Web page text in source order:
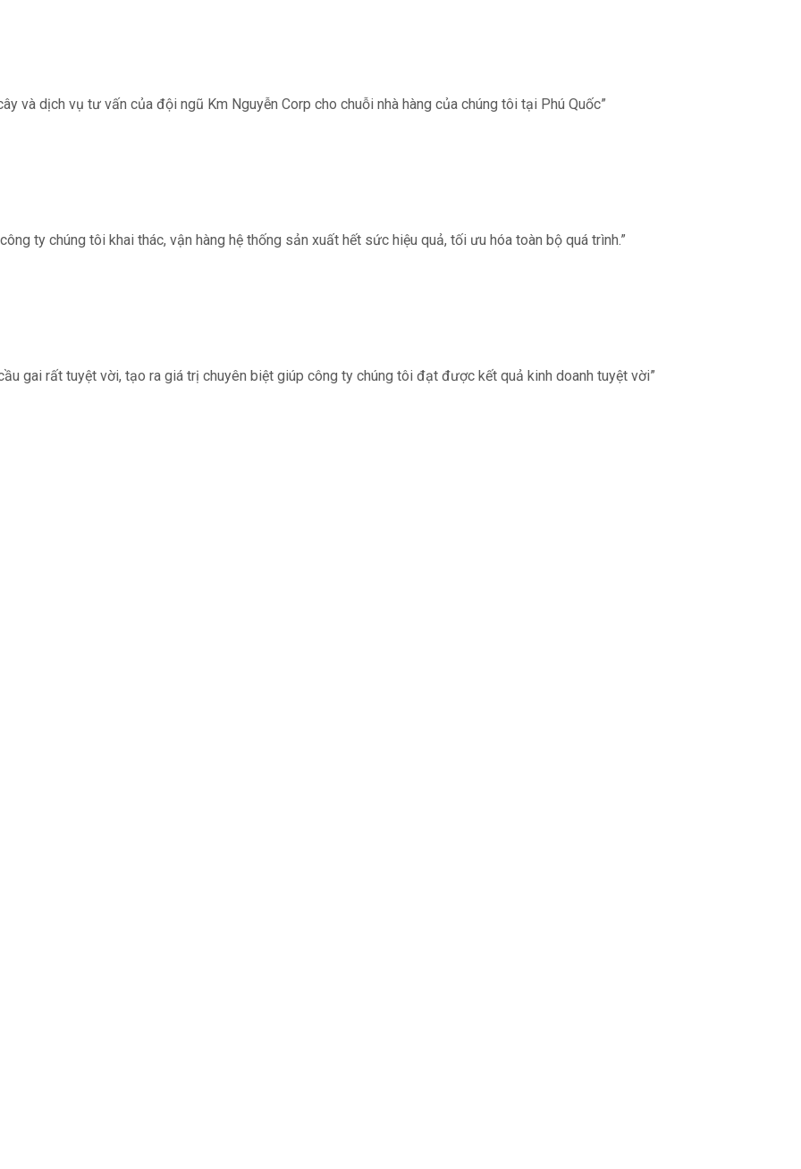
và dịch vụ tư vấn của đội ngũ Km Nguyễn Corp cho chuỗi nhà hàng của chúng tôi tại Phú Quốc”
ty chúng tôi khai thác, vận hàng hệ thống sản xuất hết sức hiệu quả, tối ưu hóa toàn bộ quá trình.”
gai rất tuyệt vời, tạo ra giá trị chuyên biệt giúp công ty chúng tôi đạt được kết quả kinh doanh tuyệt vời”